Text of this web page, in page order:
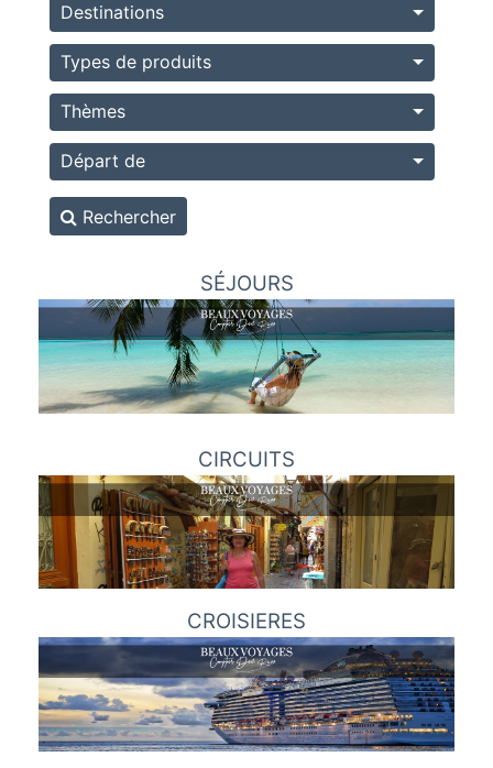
Destinations
Types de produits
Thèmes
Départ de
Rechercher
SÉJOURS
CIRCUITS
CROISIERES